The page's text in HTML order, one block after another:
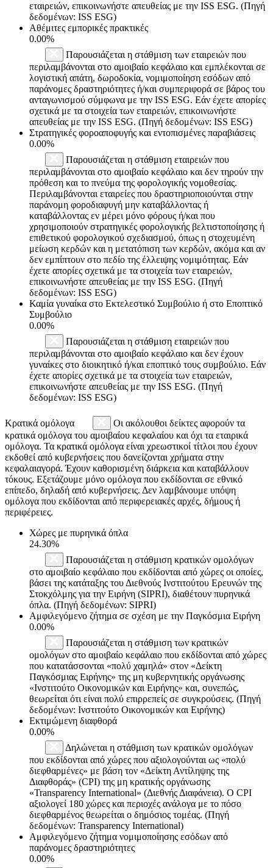
εταιρειών, επικοινωνήστε απευθείας με την ISS ESG. (Πηγή
δεδομένων: ISS ESG)
Αθέμιτες εμπορικές πρακτικές
0.00%
Παρουσιάζεται η στάθμιση των εταιρειών που
περιλαμβάνονται στο αμοιβαίο κεφάλαιο και εμπλέκονται σε
λογιστική απάτη, δωροδοκία, νομιμοποίηση εσόδων από
παράνομες δραστηριότητες ή/και συμπεριφορά σε βάρος του
ανταγωνισμού σύμφωνα με την ISS ESG. Εάν έχετε απορίες
σχετικά με τα στοιχεία των εταιρειών, επικοινωνήστε
απευθείας με την ISS ESG. (Πηγή δεδομένων: ISS ESG)
Στρατηγικές φοροαποφυγής και εντοπισμένες παραβιάσεις
0.00%
Παρουσιάζεται η στάθμιση εταιρειών που
περιλαμβάνονται στο αμοιβαίο κεφάλαιο και δεν τηρούν την
πρόθεση και το πνεύμα της φορολογικής νομοθεσίας.
Περιλαμβάνονται εταιρείες που δραστηριοποιούνται στην
παράνομη φοροδιαφυγή μην καταβάλλοντας ή
καταβάλλοντας εν μέρει μόνο φόρους ή/και που
χρησιμοποιούν στρατηγικές φορολογικής βελτιστοποίησης ή
επιθετικού φορολογικού σχεδιασμού, όπως η στοχευμένη
μείωση κερδών και η μετατόπιση των κερδών, ακόμα και αν
δεν εμπίπτουν στο πεδίο της έλλειψης νομιμότητας. Εάν
έχετε απορίες σχετικά με τα στοιχεία των εταιρειών,
επικοινωνήστε απευθείας με την ISS ESG. (Πηγή
δεδομένων: ISS ESG)
Καμία γυναίκα στο Εκτελεστικό Συμβούλιο ή στο Εποπτικό
Συμβούλιο
0.00%
Παρουσιάζεται η στάθμιση εταιρειών που
περιλαμβάνονται στο αμοιβαίο κεφάλαιο και δεν έχουν
γυναίκες στο διοικητικό ή/και εποπτικό τους συμβούλιο. Εάν
έχετε απορίες σχετικά με τα στοιχεία των εταιρειών,
επικοινωνήστε απευθείας με την ISS ESG. (Πηγή
δεδομένων: ISS ESG)
Κρατικά ομόλογα
Οι ακόλουθοι δείκτες αφορούν τα
κρατικά ομόλογα του αμοιβαίου κεφαλαίου και όχι τα εταιρικά
ομόλογα. Τα κρατικά ομόλογα είναι χρεωστικοί τίτλοι που έχουν
εκδοθεί από κυβερνήσεις που δανείζονται χρήματα στην
κεφαλαιαγορά. Έχουν καθορισμένη διάρκεια και καταβάλλουν
τόκους. Εξετάζουμε μόνο ομόλογα που εκδίδονται σε εθνικό
επίπεδο, δηλαδή από κυβερνήσεις. Δεν λαμβάνουμε υπόψη
ομόλογα που εκδίδονται από περιφερειακές αρχές, δήμους ή
περιφέρειες.
Χώρες με πυρηνικά όπλα
24.30%
Παρουσιάζεται η στάθμιση κρατικών ομολόγων
στο αμοιβαίο κεφάλαιο που εκδίδονται από χώρες οι οποίες,
βάσει της κατάταξης του Διεθνούς Ινστιτούτου Ερευνών της
Στοκχόλμης για την Ειρήνη (SIPRI), διαθέτουν πυρηνικά
όπλα. (Πηγή δεδομένων: SIPRI)
Αμφιλεγόμενο ζήτημα σε σχέση με την Παγκόσμια Ειρήνη
0.00%
Παρουσιάζεται η στάθμιση των κρατικών
ομολόγων στο αμοιβαίο κεφάλαιο που εκδίδονται από χώρες
που κατατάσσονται «πολύ χαμηλά» στον «Δείκτη
Παγκόσμιας Ειρήνης» της μη κυβερνητικής οργάνωσης
«Ινστιτούτο Οικονομικών και Ειρήνης» και, συνεπώς,
θεωρείται ότι είναι πολύ επιρρεπείς σε συγκρούσεις. (Πηγή
δεδομένων: Ινστιτούτο Οικονομικών και Ειρήνης)
Εκτιμώμενη διαφθορά
0.00%
Δηλώνεται η στάθμιση των κρατικών ομολόγων
που εκδίδονται από χώρες που αξιολογούνται ως «πολύ
διεφθαρμένες» με βάση τον «Δείκτη Αντίληψης της
Διαφθοράς» (CPI) της μη κρατικής οργάνωσης
«Transparency International» (Διεθνής Διαφάνεια). Ο CPI
αξιολογεί 180 χώρες και περιοχές ανάλογα με το πόσο
διεφθαρμένος θεωρείται ο δημόσιος τομέας. (Πηγή
δεδομένων: Transparency International)
Αμφιλεγόμενο ζήτημα νομιμοποίησης εσόδων από
παράνομες δραστηριότητες
0.00%